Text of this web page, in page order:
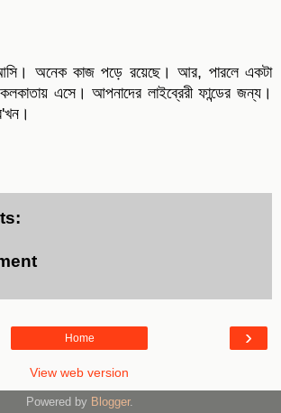
অনেক কাজ পড়ে রয়েছে। আর, পারলে একটা
এসে। আপনাদের লাইব্রেরী ফান্ডের জন্য।
›
Home
View web version
Powered by Blogger.